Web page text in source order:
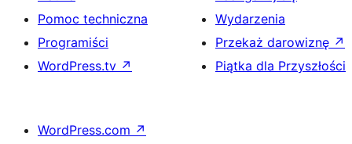
Pomoc techniczna
Programiści
WordPress.tv ↗
Wydarzenia
Przekaż darowiznę ↗
Piątka dla Przyszłości
WordPress.com ↗